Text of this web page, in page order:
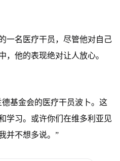
一名医疗干员，尽管他对自己
，他的表现绝对让人放心。
基金会的医疗干员波卜。这
学习。或许你们在维多利亚见
并不想多说。”